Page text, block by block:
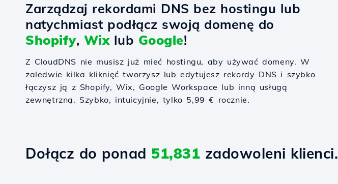
Zarządzaj rekordami DNS bez hostingu lub
natychmiast podłącz swoją domenę do
Shopify, Wixlub Google!
Z CloudDNS nie musisz już mieć hostingu, aby używać domeny. W
zaledwie kilka kliknięć tworzysz lub edytujesz rekordy DNS i szybko
łączysz ją z Shopify, Wix, Google Workspace lub inną usługą
zewnętrzną. Szybko, intuicyjnie, tylko 5,99 € rocznie.
Dołącz do ponad 51,831 zadowoleni klienci.